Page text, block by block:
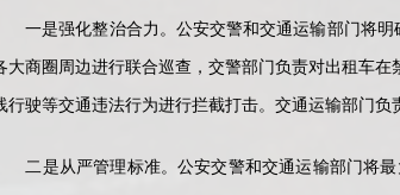
一是强化整治合力。公安交警和交通运输部门将明
大商圈周边进行联合巡查，交警部门负责对出租车
行驶等交通违法行为进行拦截打击。交通运输部门
二是从严管理标准。公安交警和交通运输部门将最